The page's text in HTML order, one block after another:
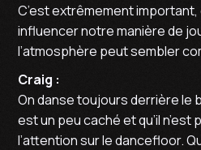
C’est extrêmement
influencer notre manière de
l’atmosphère peut sembler
Craig :
On danse toujours derrière le
est un peu caché et qu’il n’est
l’attention sur le dancefloor.